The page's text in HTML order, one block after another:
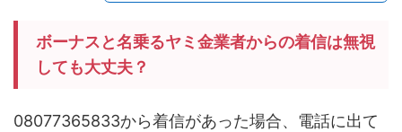
ボーナスと名乗るヤミ金業者からの着信は無視
しても大丈夫？
08077365833から着信があった場合、電話に出て